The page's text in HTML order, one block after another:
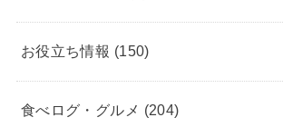
お役立ち情報 (150)
食べログ・グルメ (204)